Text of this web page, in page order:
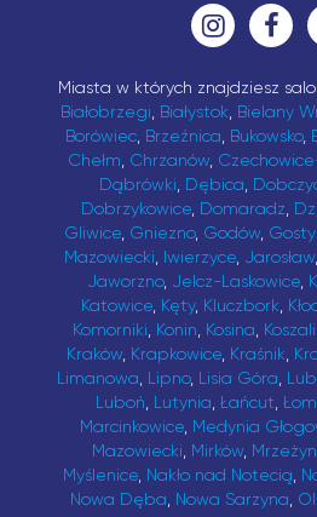
Miasta w których znajdziesz
Białobrzegi, Białystok, Bielany
Borówiec, Brzeźnica, Bukowsko,
Chełm, Chrzanów,
Dąbrówki, Dębica,
Dobrzykowice, Domaradz,
Gliwice, Gniezno, Godów,
Mazowiecki, Iwierzyce, Jarosław,
Jaworzno, Jelcz-Laskowice,
Katowice, Kęty, Kluczbork,
Komorniki, Konin, Kosina,
Kraków, Krapkowice, Kraśnik,
Limanowa, Lipno, Lisia Góra,
Luboń, Lutynia, Łańcut,
Marcinkowice, Medynia
Mazowiecki, Mirków,
Myślenice, Nakło nad Notecią,
Nowa Dęba, Nowa Sarzyna,